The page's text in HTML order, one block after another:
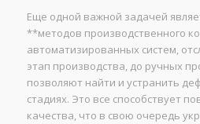
Еще одной важной задачей
**методов производственного
автоматизированных систем,
этап производства, до ручных
позволяют найти и устранить
стадиях. Это все способствует
качества, что в свою очередь